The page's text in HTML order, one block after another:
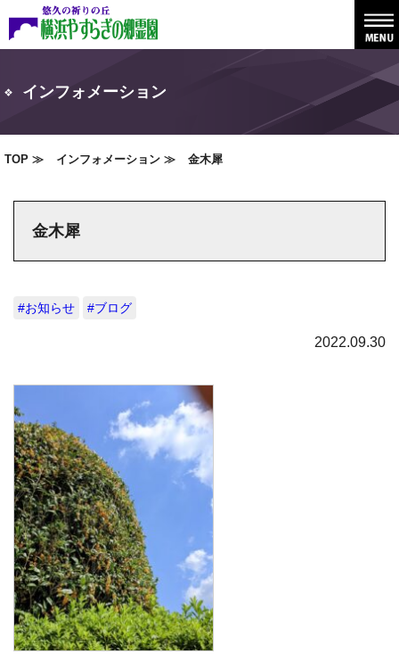
インフォメーション
TOP インフォメーション 金木犀
金木犀
#お知らせ #ブログ
2022.09.30